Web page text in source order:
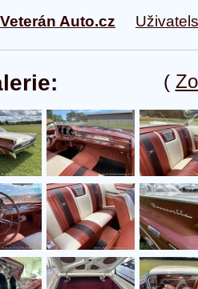
Veterán Auto.cz
(